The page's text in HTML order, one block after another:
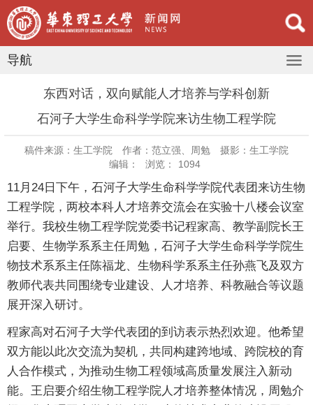
导航
​东西对话，双向赋能人才培养与学科创新
石河子大学生命科学学院来访生物工程学院
稿件来源：生工学院 作者：范立强、周勉
摄影：生工学院
编辑：
浏览： 1094
11月24日下午，石河子大学生命科学学院代表团来访生物
工程学院，两校本科人才培养交流会在实验十八楼会议室
举行。我校生物工程学院党委书记程家高、教学副院长王
启要、生物学系系主任周勉，石河子大学生命科学学院生
物技术系系主任陈福龙、生物科学系系主任孙燕飞及双方
教师代表共同围绕专业建设、人才培养、科教融合等议题
展开深入研讨。
程家高对石河子大学代表团的到访表示热烈欢迎。他希望
双方能以此次交流为契机，共同构建跨地域、跨院校的育
人合作模式，为推动生物工程领域高质量发展注入新动
能。王启要介绍生物工程学院人才培养整体情况，周勉介